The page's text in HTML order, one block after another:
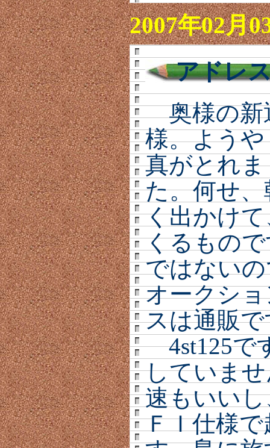
2007年02月
アドレ
奥様の新
様。よう
真がとれ
た。何せ、
く出かけ
くるもの
ではない
オークシ
スは通販
4st125で
していま
速もいい
ＦＩ仕様